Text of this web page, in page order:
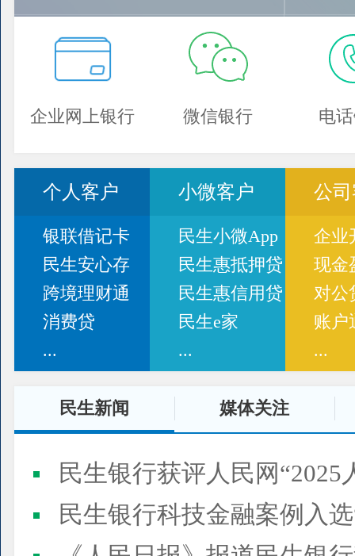
企业网上银行 微信银行 电
个人客户
银联借记卡
民生安心存
跨境理财通
消费贷
...
小微客户
民生小微App
民生惠抵押贷
民生惠信用贷
民生e家
...
公
企业
现金
对公
账户
...
民生新闻 媒体关注
民生银行获评人民网“2025
民生银行科技金融案例入选“2025人民